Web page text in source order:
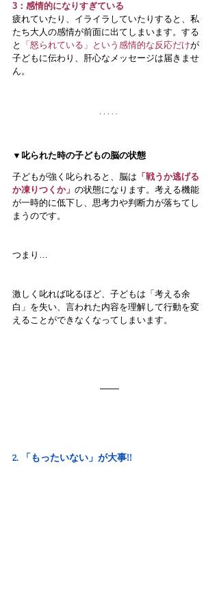
3：感情的になりすぎている
疲れていたり、イライラしていたりすると、私
たち大人の感情が前面に出てしまいます。する
と
「怒られている」という感情的な反応だけが
子どもに伝わり、肝心なメッセージは届きませ
ん。
▼叱られた時の子どもの脳の状態
子どもが強く叱られると、脳は 「戦うか逃げる
か凍りつくか」 の状態になります。考える機能
が一時的に低下し、思考力や判断力が落ちてし
まうのです。
つまり…
激しく叱れば叱るほど、子どもは「考える余
白」を失い、言われた内容を理解して行動を変
えることができなくなってしまいます。
2. 「もったいない」が大事!!